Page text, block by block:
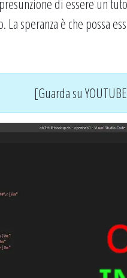
di essere un
speranza è che possa
[Guarda su